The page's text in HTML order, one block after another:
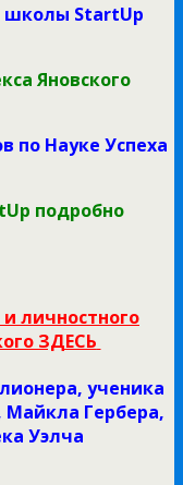
школы StartUp
Яновского
по Науке Успеха
подробно
личностного
ЗДЕСЬ
ученика
Гербера,
Уэлча